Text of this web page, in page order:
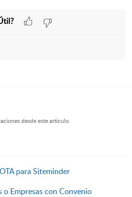
desde este artículo.
para Siteminder
o Empresas con Convenio